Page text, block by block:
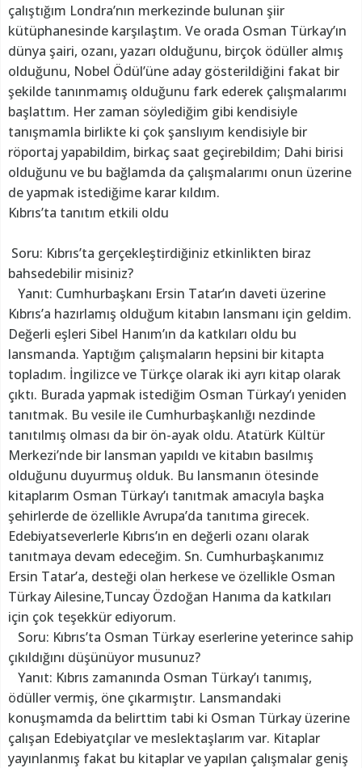
çalıştığım Londra’nın merkezinde bulunan şiir
kütüphanesinde karşılaştım. Ve orada Osman Türkay’ın
dünya şairi, ozanı, yazarı olduğunu, birçok ödüller almış
olduğunu, Nobel Ödül’üne aday gösterildiğini fakat bir
şekilde tanınmamış olduğunu fark ederek çalışmalarımı
başlattım. Her zaman söylediğim gibi kendisiyle
tanışmamla birlikte ki çok şanslıyım kendisiyle bir
röportaj yapabildim, birkaç saat geçirebildim; Dahi birisi
olduğunu ve bu bağlamda da çalışmalarımı onun üzerine
de yapmak istediğime karar kıldım.
Kıbrıs’ta tanıtım etkili oldu
Soru: Kıbrıs’ta gerçekleştirdiğiniz etkinlikten biraz
bahsedebilir misiniz?
Yanıt: Cumhurbaşkanı Ersin Tatar’ın daveti üzerine
Kıbrıs’a hazırlamış olduğum kitabın lansmanı için geldim.
Değerli eşleri Sibel Hanım’ın da katkıları oldu bu
lansmanda. Yaptığım çalışmaların hepsini bir kitapta
topladım. İngilizce ve Türkçe olarak iki ayrı kitap olarak
çıktı. Burada yapmak istediğim Osman Türkay’ı yeniden
tanıtmak. Bu vesile ile Cumhurbaşkanlığı nezdinde
tanıtılmış olması da bir ön-ayak oldu. Atatürk Kültür
Merkezi’nde bir lansman yapıldı ve kitabın basılmış
olduğunu duyurmuş olduk. Bu lansmanın ötesinde
kitaplarım Osman Türkay’ı tanıtmak amacıyla başka
şehirlerde de özellikle Avrupa’da tanıtıma girecek.
Edebiyatseverlerle Kıbrıs’ın en değerli ozanı olarak
tanıtmaya devam edeceğim. Sn. Cumhurbaşkanımız
Ersin Tatar’a, desteği olan herkese ve özellikle Osman
Türkay Ailesine,Tuncay Özdoğan Hanıma da katkıları
için çok teşekkür ediyorum.
Soru: Kıbrıs’ta Osman Türkay eserlerine yeterince sahip
çıkıldığını düşünüyor musunuz?
Yanıt: Kıbrıs zamanında Osman Türkay’ı tanımış,
ödüller vermiş, öne çıkarmıştır. Lansmandaki
konuşmamda da belirttim tabi ki Osman Türkay üzerine
çalışan Edebiyatçılar ve meslektaşlarım var. Kitaplar
yayınlanmış fakat bu kitaplar ve yapılan çalışmalar geniş